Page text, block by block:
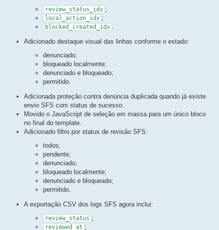
review_status_idx ;
local_action_idx ;
blocked_created_idx
Adicionado destaque visual das linhas conforme o estado:
denunciado;
bloqueado localmente;
denunciado e bloqueado;
permitido.
Adicionada proteção contra denúncia duplicada quando já existe
envio SFS com status de sucesso.
Movido o JavaScript de seleção em massa para um único bloco
no final do template.
Adicionado filtro por status de revisão SFS:
todos;
pendente;
denunciado;
bloqueado localmente;
denunciado e bloqueado;
permitido.
A exportação CSV dos logs SFS agora inclui:
review_status ;
reviewed_at ;